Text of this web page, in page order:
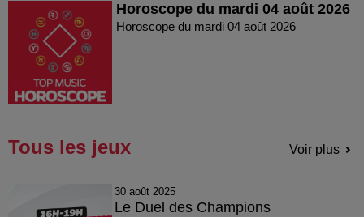
Horoscope du mardi 04 août 2026
Horoscope du mardi 04 août 2026
Tous les jeux Voir plus
30 août 2025
Le Duel des Champions